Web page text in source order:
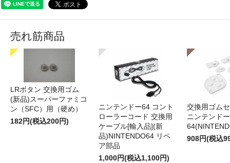
売れ筋商品
LRボタン 交換用ゴム
(新品)スーパーファミコ
ン（SFC）用（硬め）
182円(税込200円)
ニンテンドー64 コント
ローラーコード 交換用
ケーブル[輸入品](新
品)NINTENDO64 リペ
ア部品
1,000円(税込1,100円)
交換用ゴム
ニンテンドー
908円(税込